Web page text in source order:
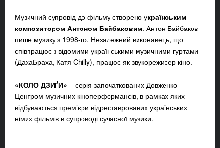
Музичний супровід до фільму створено українським
композитором Антоном Байбаковим. Антон Байбаков
пише музику з 1998-го. Незалежний виконавець, що
співпрацює з відомими українськими музичними гуртами
(ДахаБраха, Катя Chilly), працює як звукорежисер кіно.
«КОЛО ДЗИҐИ» – серія започаткованих Довженко-
Центром музичних кіноперформансів, в рамках яких
відбуваються прем’єри відреставрованих українських
німих фільмів в супроводі сучасної музики.